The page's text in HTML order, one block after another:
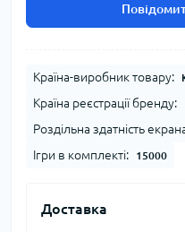
Країна-виробник товару:
Країна реєстрації бренду:
Роздільна здатність
Ігри в комплекті: 15000
Доставка